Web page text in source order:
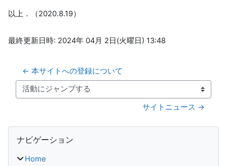
以上．（2020.8.19）
最終更新日時: 2024年 04月 2日(火曜日) 13:48
← 本サイトへの登録について
活動にジャンプする
サイトニュース →
ブロック
ナビゲーション
Home